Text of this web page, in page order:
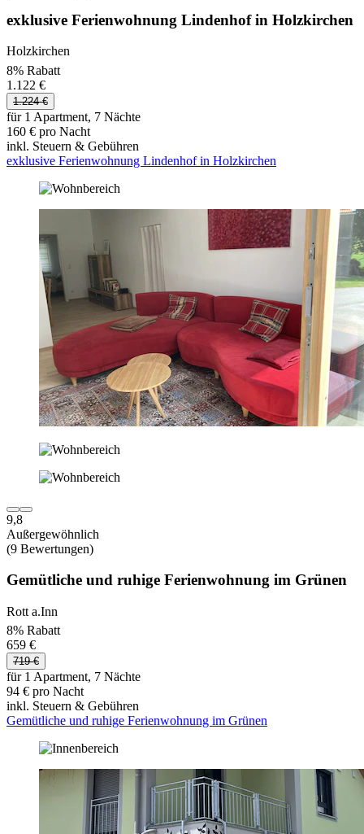
exklusive Ferienwohnung Lindenhof in Holzkirchen
Holzkirchen
8% Rabatt
1.122 €
1.224 €
für 1 Apartment, 7 Nächte
160 € pro Nacht
inkl. Steuern & Gebühren
exklusive Ferienwohnung Lindenhof in Holzkirchen
9,8
Außergewöhnlich
(9 Bewertungen)
Gemütliche und ruhige Ferienwohnung im Grünen
Rott a.Inn
8% Rabatt
659 €
719 €
für 1 Apartment, 7 Nächte
94 € pro Nacht
inkl. Steuern & Gebühren
Gemütliche und ruhige Ferienwohnung im Grünen